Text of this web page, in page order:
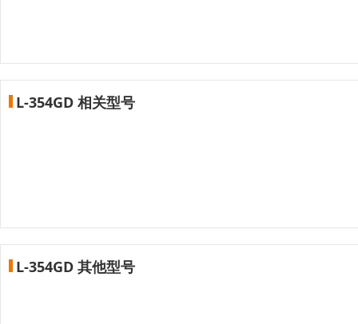
L-354GD 相关型号
L-354GD 其他型号